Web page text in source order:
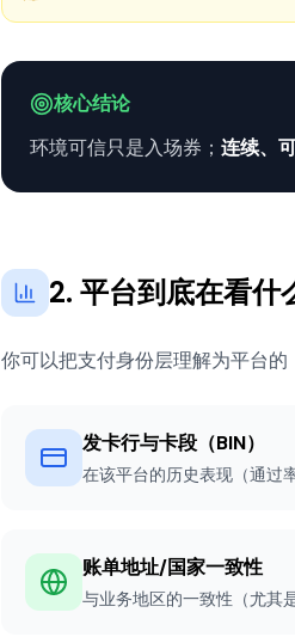
核心结论
环境可信只是入场券； 连续、
2. 平台到底在看什
你可以把支付身份层理解为平台
发卡行与卡段（BIN）
在该平台的历史表现（通过
账单地址/国家一致性
与业务地区的一致性（尤其